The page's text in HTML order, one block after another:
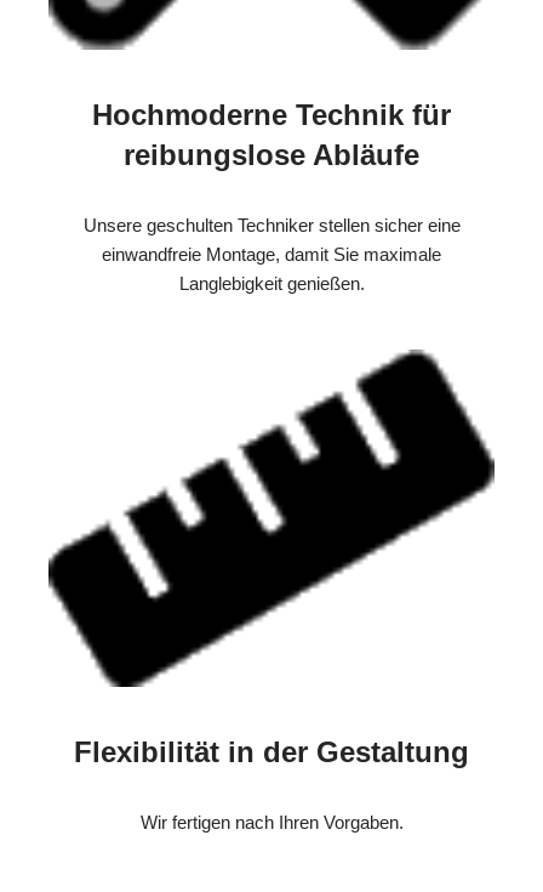
Hochmoderne Technik für
reibungslose Abläufe
Unsere geschulten Techniker stellen sicher eine
einwandfreie Montage, damit Sie maximale
Langlebigkeit genießen.
Flexibilität in der Gestaltung
Wir fertigen nach Ihren Vorgaben.